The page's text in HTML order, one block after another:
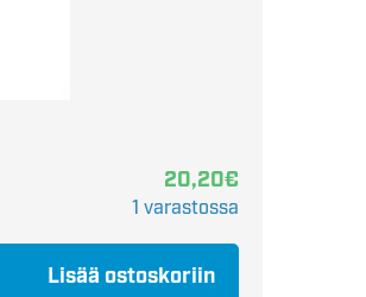
20,20€
1 varastossa
Lisää ostoskoriin